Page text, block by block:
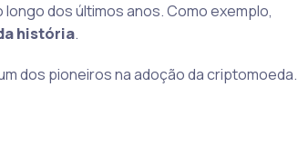
longo dos últimos anos. Como exemplo,
história.
dos pioneiros na adoção da criptomoeda.